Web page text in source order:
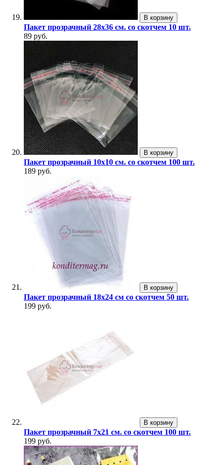
В корзину
Пакет прозрачный 28х36 см. со скотчем 10 шт.
89 руб.
В корзину
Пакет прозрачный 10х10 см. со скотчем 100 шт.
189 руб.
В корзину
Пакет прозрачный 18х24 см со скотчем 50 шт.
199 руб.
В корзину
Пакет прозрачный 7х21 см. со скотчем 100 шт.
199 руб.